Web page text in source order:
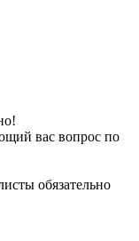
вас вопрос по
обязательно